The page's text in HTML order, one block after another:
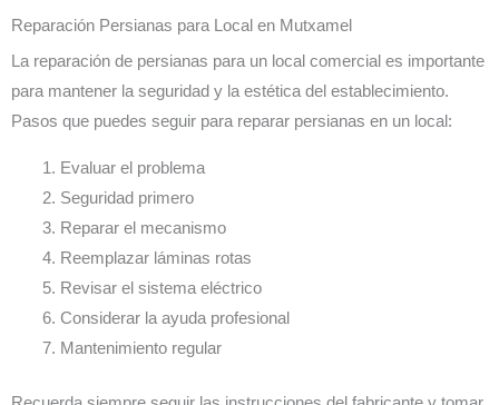
Reparación Persianas para Local en Mutxamel
La reparación de persianas para un local comercial es importante
para mantener la seguridad y la estética del establecimiento.
Pasos que puedes seguir para reparar persianas en un local:
Evaluar el problema
Seguridad primero
Reparar el mecanismo
Reemplazar láminas rotas
Revisar el sistema eléctrico
Considerar la ayuda profesional
Mantenimiento regular